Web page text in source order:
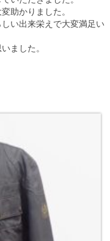
助かりました。
い出来栄えで大変満足い
ました。